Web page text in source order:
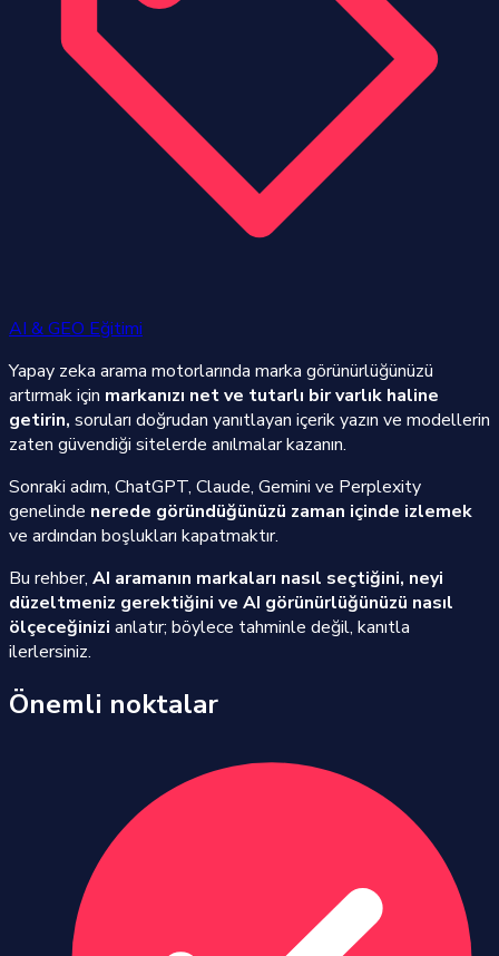
AI & GEO Eğitimi
Yapay zeka arama motorlarında marka görünürlüğünüzü
artırmak için markanızı net ve tutarlı bir varlık haline
getirin, soruları doğrudan yanıtlayan içerik yazın ve modellerin
zaten güvendiği sitelerde anılmalar kazanın.
Sonraki adım, ChatGPT, Claude, Gemini ve Perplexity
genelinde nerede göründüğünüzü zaman içinde izlemek
ve ardından boşlukları kapatmaktır.
Bu rehber, AI aramanın markaları nasıl seçtiğini, neyi
düzeltmeniz gerektiğini ve AI görünürlüğünüzü nasıl
ölçeceğinizi anlatır; böylece tahminle değil, kanıtla
ilerlersiniz.
Önemli noktalar